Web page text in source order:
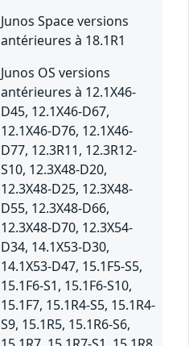
Junos Space versions
antérieures à 18.1R1
Junos OS versions
antérieures à 12.1X46-
D45, 12.1X46-D67,
12.1X46-D76, 12.1X46-
D77, 12.3R11, 12.3R12-
S10, 12.3X48-D20,
12.3X48-D25, 12.3X48-
D55, 12.3X48-D66,
12.3X48-D70, 12.3X54-
D34, 14.1X53-D30,
14.1X53-D47, 15.1F5-S5,
15.1F6-S1, 15.1F6-S10,
15.1F7, 15.1R4-S5, 15.1R4-
S9, 15.1R5, 15.1R6-S6,